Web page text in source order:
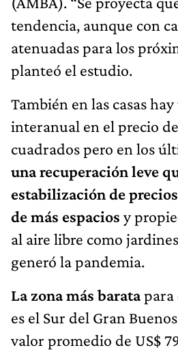
tendencia, aunque con
atenuadas para los
planteó el estudio.
También en las casas
interanual en el precio
cuadrados pero en los
una recuperación leve
estabilización de
de más espacios y
al aire libre como
generó la pandemia.
La zona más baratapara
es el Sur del Gran
valor promedio de US$